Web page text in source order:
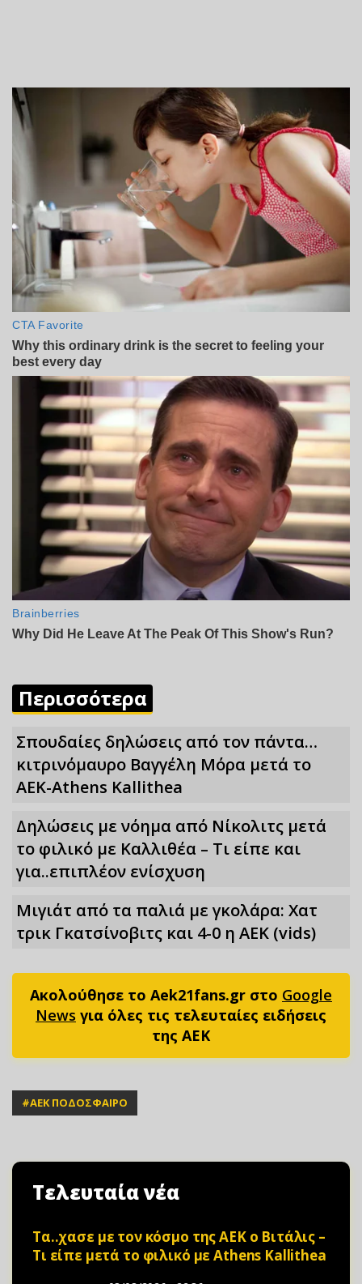
Περισσότερα
Σπουδαίες δηλώσεις από τον πάντα…
κιτρινόμαυρο Βαγγέλη Μόρα μετά το
ΑΕΚ-Athens Kallithea
Δηλώσεις με νόημα από Νίκολιτς μετά
το φιλικό με Καλλιθέα – Τι είπε και
για..επιπλέον ενίσχυση
Μιγιάτ από τα παλιά με γκολάρα: Χατ
τρικ Γκατσίνοβιτς και 4-0 η ΑΕΚ (vids)
Ακολούθησε το Aek21fans.gr στο Google
News για όλες τις τελευταίες ειδήσεις
της ΑΕΚ
#ΑΕΚ ΠΟΔΟΣΦΑΙΡΟ
Τελευταία νέα
Τα..χασε με τον κόσμο της ΑΕΚ ο Βιτάλις –
Τι είπε μετά το φιλικό με Athens Kallithea